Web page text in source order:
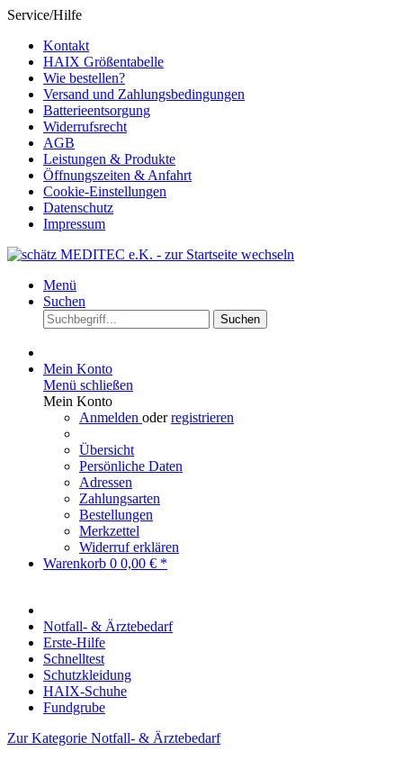
Service/Hilfe
Kontakt
HAIX Größentabelle
Wie bestellen?
Versand und Zahlungsbedingungen
Batterieentsorgung
Widerrufsrecht
AGB
Leistungen & Produkte
Öffnungszeiten & Anfahrt
Cookie-Einstellungen
Datenschutz
Impressum
Menü
Suchen
Suchen
Mein Konto
Menü schließen
Mein Konto
Anmelden oderregistrieren
Übersicht
Persönliche Daten
Adressen
Zahlungsarten
Bestellungen
Merkzettel
Widerruf erklären
Warenkorb 0 0,00 € *
Notfall- & Ärztebedarf
Erste-Hilfe
Schnelltest
Schutzkleidung
HAIX-Schuhe
Fundgrube
Zur Kategorie Notfall- & Ärztebedarf